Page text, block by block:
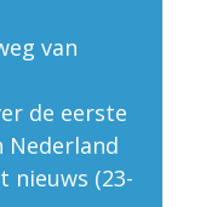
van
de eerste
nieuws (23-